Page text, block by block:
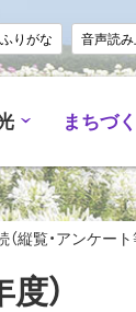
ふりがな
音声読
まちづ
縦覧・アンケート
）